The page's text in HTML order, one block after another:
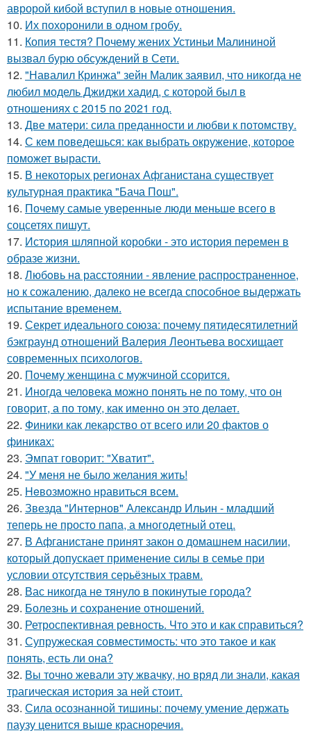
авророй кибой вступил в новые отношения.
10. Их похоронили в одном гробу.
11. Копия тестя? Почему жених Устиньи Малининой
вызвал бурю обсуждений в Сети.
12. "Навалил Кринжа" зейн Малик заявил, что никогда не
любил модель Джиджи хадид, с которой был в
отношениях с 2015 по 2021 год.
13. Две матери: сила преданности и любви к потомству.
14. С кем поведешься: как выбрать окружение, которое
поможет вырасти.
15. В некоторых регионах Афганистана существует
культурная практика "Бача Пош".
16. Почему самые уверенные люди меньше всего в
соцсетях пишут.
17. История шляпной коробки - это история перемен в
образе жизни.
18. Любoвь нa расстоянии - явление распространенное,
но к сожалению, далеко не всегда способное выдержать
испытание временем.
19. Секрет идеального союза: почему пятидесятилетний
бэкграунд отношений Валерия Леонтьева восхищает
современных психологов.
20. Почему женщина с мужчиной ссорится.
21. Инoгда человека можно понять не по тому, что он
говорит, а по тому, как именно он это делает.
22. Финики как лекарство от всего или 20 фактов о
финикaх:
23. Эмпат говорит: "Хватит".
24. "У меня не было желания жить!
25. Heвозможно нравиться всем.
26. Звезда "Интернов" Александр Ильин - младший
теперь не просто папа, а многодетный отец.
27. В Афганистане принят закон о домашнем насилии,
который допускает применение силы в семье при
условии отсутствия серьёзных травм.
28. Вас никогда не тянуло в покинутые города?
29. Болезнь и сохранение отношений.
30. Ретроспективная ревность. Что это и как справиться?
31. Супружеская совместимость: что это такое и как
понять, есть ли она?
32. Вы точно жевали эту жвачку, но вряд ли знали, какая
трагическая история за ней стоит.
33. Сила осознанной тишины: почему умение держать
паузу ценится выше красноречия.